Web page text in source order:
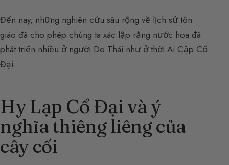
Đến nay, những nghiên cứu sâu rộng về lịch sử tôn
giáo đã cho phép chúng ta xác lập rằng nước hoa đã
phát triển nhiều ở người Do Thái như ở thời Ai Cập Cổ
Đại.
Hy Lạp Cổ Đại và ý
nghĩa thiêng liêng của
cây cối